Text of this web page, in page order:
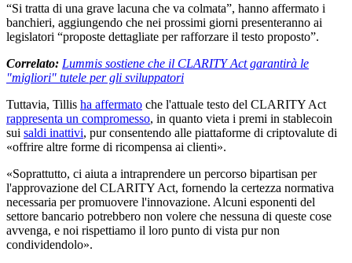
“Si tratta di una grave lacuna che va colmata”, hanno affermato i
banchieri, aggiungendo che nei prossimi giorni presenteranno ai
legislatori “proposte dettagliate per rafforzare il testo proposto”.
Correlato: Lummis sostiene che il CLARITY Act garantirà le
"migliori" tutele per gli sviluppatori
Tuttavia, Tillis ha affermato che l'attuale testo del CLARITY Act
rappresenta un compromesso, in quanto vieta i premi in stablecoin
sui saldi inattivi, pur consentendo alle piattaforme di criptovalute di
«offrire altre forme di ricompensa ai clienti».
«Soprattutto, ci aiuta a intraprendere un percorso bipartisan per
l'approvazione del CLARITY Act, fornendo la certezza normativa
necessaria per promuovere l'innovazione. Alcuni esponenti del
settore bancario potrebbero non volere che nessuna di queste cose
avvenga, e noi rispettiamo il loro punto di vista pur non
condividendolo».